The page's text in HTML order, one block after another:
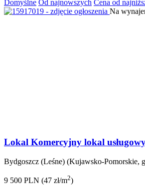
Domyślne Od najnowszych Cena od
Na
Lokal Komercyjny lokal
Bydgoszcz (Leśne) (Kujawsko-Pomorskie,
9 500 PLN (47 zł/m2)